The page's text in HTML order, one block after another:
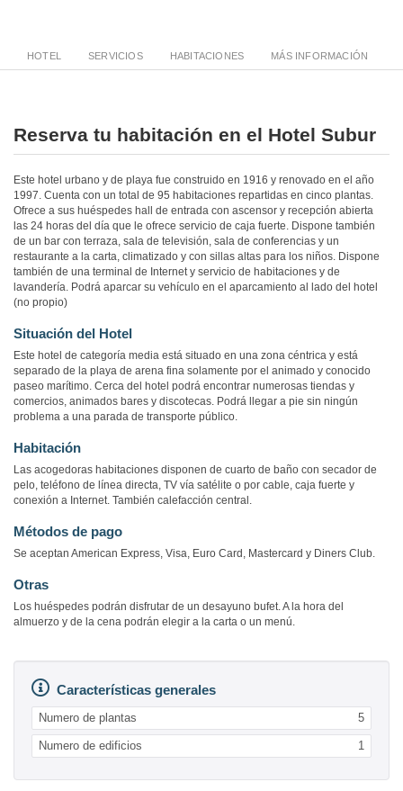
HOTEL SERVICIOS HABITACIONES MÁS INFORMACIÓN
Reserva tu habitación en el Hotel Subur
Este hotel urbano y de playa fue construido en 1916 y renovado en el año
1997. Cuenta con un total de 95 habitaciones repartidas en cinco plantas.
Ofrece a sus huéspedes hall de entrada con ascensor y recepción abierta
las 24 horas del día que le ofrece servicio de caja fuerte. Dispone también
de un bar con terraza, sala de televisión, sala de conferencias y un
restaurante a la carta, climatizado y con sillas altas para los niños. Dispone
también de una terminal de Internet y servicio de habitaciones y de
lavandería. Podrá aparcar su vehículo en el aparcamiento al lado del hotel
(no propio)
Situación del Hotel
Este hotel de categoría media está situado en una zona céntrica y está
separado de la playa de arena fina solamente por el animado y conocido
paseo marítimo. Cerca del hotel podrá encontrar numerosas tiendas y
comercios, animados bares y discotecas. Podrá llegar a pie sin ningún
problema a una parada de transporte público.
Habitación
Las acogedoras habitaciones disponen de cuarto de baño con secador de
pelo, teléfono de línea directa, TV vía satélite o por cable, caja fuerte y
conexión a Internet. También calefacción central.
Métodos de pago
Se aceptan American Express, Visa, Euro Card, Mastercard y Diners Club.
Otras
Los huéspedes podrán disfrutar de un desayuno bufet. A la hora del
almuerzo y de la cena podrán elegir a la carta o un menú.
Características generales
Numero de plantas 5
Numero de edificios 1